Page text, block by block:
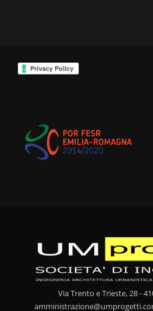
Via Trento e Trieste, 28 -